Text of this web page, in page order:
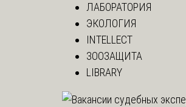
ЛАБОРАТОРИЯ
ЭКОЛОГИЯ
INTELLECT
ЗООЗАЩИТА
LIBRARY